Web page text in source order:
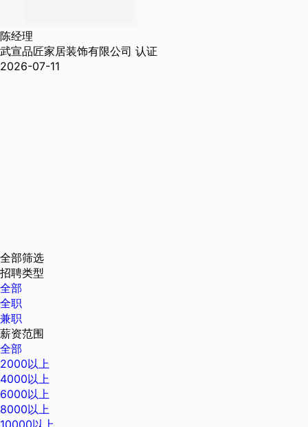
陈经理
武宣品匠家居装饰有限公司 认证
2026-07-11
全部筛选
招聘类型
全部
全职
兼职
薪资范围
全部
2000以上
4000以上
6000以上
8000以上